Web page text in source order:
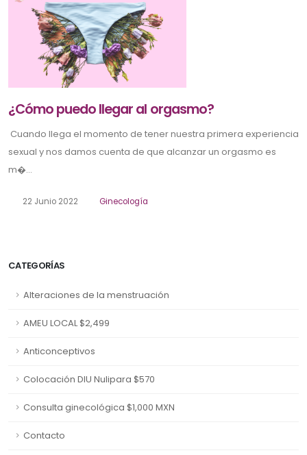
CATEGORÍAS
Alteraciones de la menstruación
AMEU LOCAL $2,499
Anticonceptivos
Colocación DIU Nulipara $570
Consulta ginecológica $1,000 MXN
Contacto
¿Cómo puedo llegar al orgasmo?
Cuando llega el momento de tener nuestra primera experiencia
sexual y nos damos cuenta de que alcanzar un orgasmo es
m�...
22 Junio 2022 Ginecología